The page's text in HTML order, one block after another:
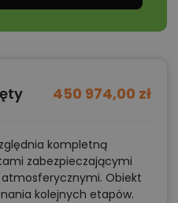
450 974,00 zł
kompletną
zabezpieczającymi
Obiekt
kolejnych etapów.